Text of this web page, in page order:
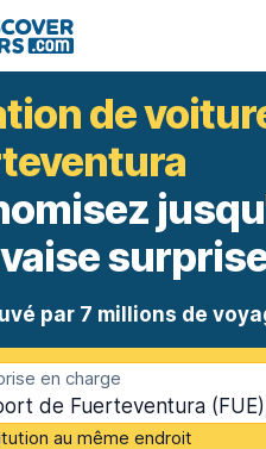
de
par 7 millions de
en charge
de Fuerteventura
au même endroit